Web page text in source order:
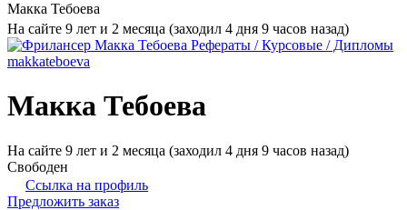
Макка Тебоева
На сайте 9 лет и 2 месяца (заходил 4 дня 9 часов назад)
Макка Тебоева
На сайте 9 лет и 2 месяца (заходил 4 дня 9 часов назад)
Свободен
Ссылка на профиль
Предложить заказ